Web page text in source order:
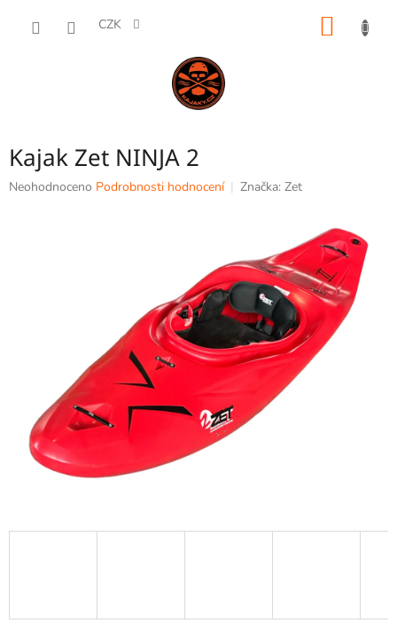
CZK
Kajak Zet NINJA 2
Průměrné
Neohodnoceno Podrobnosti hodnocení Značka: Zet